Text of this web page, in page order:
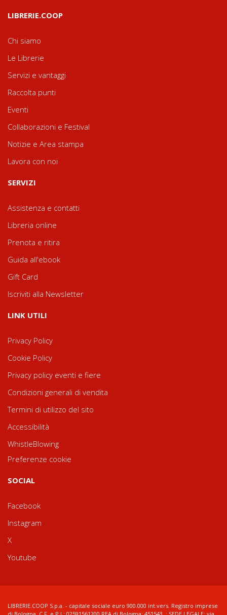
LIBRERIE.COOP
Chi siamo
Le Librerie
Servizi e vantaggi
Raccolta punti
Eventi
Collaborazioni e Festival
Notizie e Area stampa
Lavora con noi
SERVIZI
Assistenza e contatti
Libreria online
Prenota e ritira
Guida all'ebook
Gift Card
Iscriviti alla Newsletter
LINK UTILI
Privacy Policy
Cookie Policy
Privacy policy eventi e fiere
Condizioni generali di vendita
Termini di utilizzo del sito
Accessibilità
WhistleBlowing
Preferenze cookie
SOCIAL
Facebook
Instagram
X
Youtube
LIBRERIE.COOP S.p.a. - capitale sociale euro 900.000 int.vers. Registro imprese